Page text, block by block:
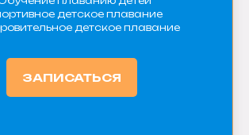
детское плавание
детское плавание
ЗАПИСАТЬСЯ